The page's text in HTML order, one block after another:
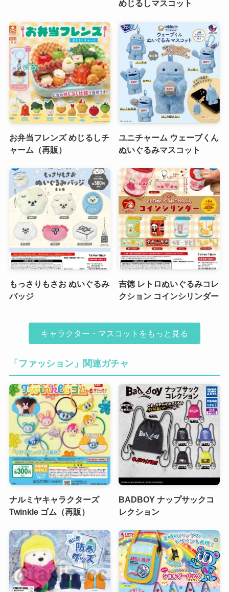
めじるしマスコット
お弁当フレンズ めじるしチ
ャーム（再販）
ユニチャーム ウェーブくん
ぬいぐるみマスコット
もっさりもさお ぬいぐるみ
バッジ
吉徳 レトロぬいぐるみコレ
クション コインシリンダー
キャラクター・マスコットをもっと見る
「ファッション」関連ガチャ
ナルミヤキャラクターズ
Twinkle ゴム（再販）
BADBOY ナップサックコ
レクション